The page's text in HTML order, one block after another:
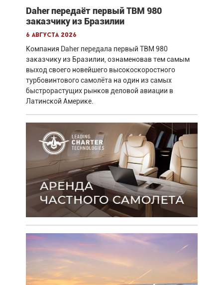
Daher передаёт первый TBM 980
заказчику из Бразилии
6 августа 2026
Компания Daher передала первый TBM 980
заказчику из Бразилии, ознаменовав тем самым
выход своего новейшего высокоскоростного
турбовинтового самолёта на один из самых
быстрорастущих рынков деловой авиации в
Латинской Америке.